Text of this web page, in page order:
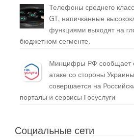
Телефоны среднего
GT, напичканные
функциями выходят на
бюджетном сегменте.
Минцифры РФ сообщает
атаке со стороны
совершается на
порталы и сервисы Госуслуги
Социальные сети